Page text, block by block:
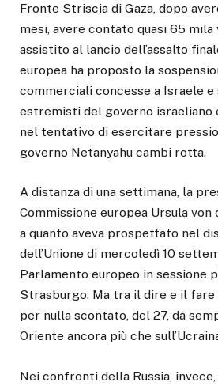
Fronte Striscia di Gaza, dopo
mesi, avere contato quasi 65
assistito al lancio dell’assalto
europea ha proposto la
commerciali concesse a Israele
estremisti del governo israeliano
nel tentativo di esercitare
governo Netanyahu cambi rotta.
A distanza di una settimana, la
Commissione europea Ursula von
a quanto aveva prospettato nel
dell’Unione di mercoledì 10
Parlamento europeo in sessione
Strasburgo. Ma tra il dire e il fare
per nulla scontato, del 27, da
Oriente ancora più che
Nei confronti della Russia,